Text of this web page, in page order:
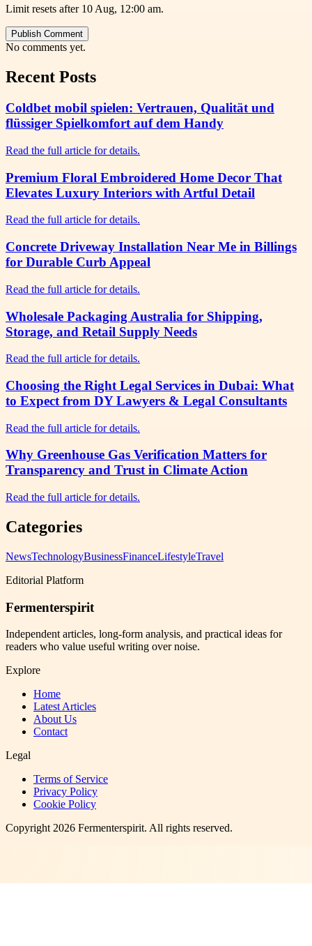
Limit resets after 10 Aug, 12:00 am.
Publish Comment
No comments yet.
Recent Posts
Coldbet mobil spielen: Vertrauen, Qualität und
flüssiger Spielkomfort auf dem Handy
Read the full article for details.
Premium Floral Embroidered Home Decor That
Elevates Luxury Interiors with Artful Detail
Read the full article for details.
Concrete Driveway Installation Near Me in Billings
for Durable Curb Appeal
Read the full article for details.
Wholesale Packaging Australia for Shipping,
Storage, and Retail Supply Needs
Read the full article for details.
Choosing the Right Legal Services in Dubai: What
to Expect from DY Lawyers & Legal Consultants
Read the full article for details.
Why Greenhouse Gas Verification Matters for
Transparency and Trust in Climate Action
Read the full article for details.
Categories
NewsTechnologyBusinessFinanceLifestyleTravel
Editorial Platform
Fermenterspirit
Independent articles, long-form analysis, and practical ideas for
readers who value useful writing over noise.
Explore
Home
Latest Articles
About Us
Contact
Legal
Terms of Service
Privacy Policy
Cookie Policy
Copyright2026 Fermenterspirit. All rights reserved.